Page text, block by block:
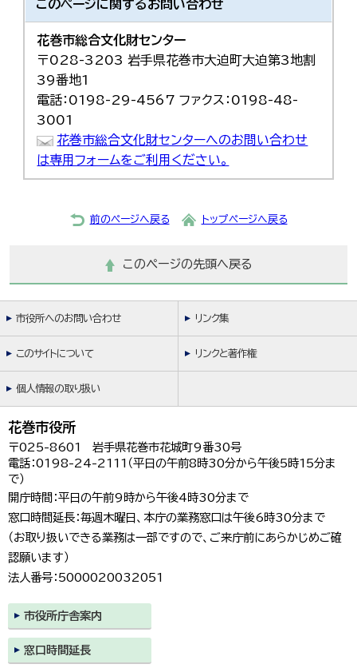
このページに関するお問い合わせ
花巻市総合文化財センター
〒028-3203 岩手県花巻市大迫町大迫第3地割
39番地1
電話：0198-29-4567 ファクス：0198-48-
3001
花巻市総合文化財センターへのお問い合わせ
は専用フォームをご利用ください。
前のページへ戻る トップページへ戻る
このページの先頭へ戻る
市役所へのお問い合わせ リンク集
このサイトについて リンクと著作権
個人情報の取り扱い
花巻市役所
〒025-8601 岩手県花巻市花城町9番30号
電話：0198-24-2111（平日の午前8時30分から午後5時15分ま
で）
開庁時間：平日の午前9時から午後4時30分まで
窓口時間延長：毎週木曜日、本庁の業務窓口は午後6時30分まで
（お取り扱いできる業務は一部ですので、ご来庁前にあらかじめご確
認願います）
法人番号：5000020032051
市役所庁舎案内
窓口時間延長